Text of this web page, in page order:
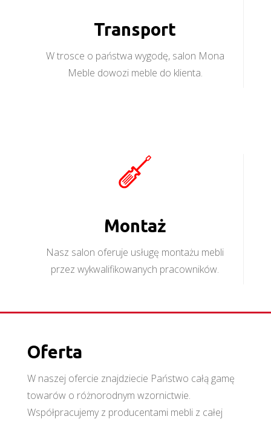
Transport
W trosce o państwa wygodę, salon Mona
Meble dowozi meble do klienta.
Montaż
Nasz salon oferuje usługę montażu mebli
przez wykwalifikowanych pracowników.
Oferta
W naszej ofercie znajdziecie Państwo całą gamę
towarów o różnorodnym wzornictwie.
Współpracujemy z producentami mebli z całej